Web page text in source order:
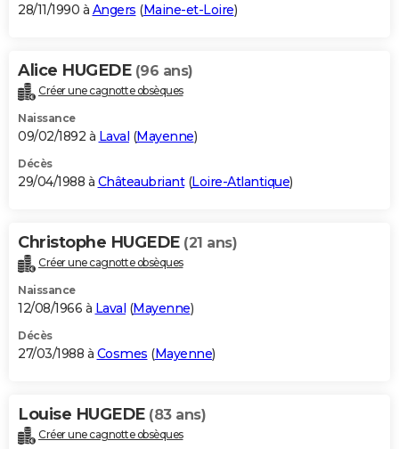
28/11/1990 à Angers (Maine-et-Loire)
Alice HUGEDE (96 ans)
Créer une cagnotte obsèques
Naissance
09/02/1892 à Laval (Mayenne)
Décès
29/04/1988 à Châteaubriant(Loire-Atlantique)
Christophe HUGEDE (21 ans)
Créer une cagnotte obsèques
Naissance
12/08/1966 à Laval (Mayenne)
Décès
27/03/1988 à Cosmes (Mayenne)
Louise HUGEDE (83 ans)
Créer une cagnotte obsèques